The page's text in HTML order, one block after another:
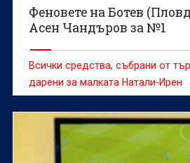
Феновете на Ботев
Асен Чандъров за №1
Всички средства, събрани от
дарени за малката Натали-Ирен